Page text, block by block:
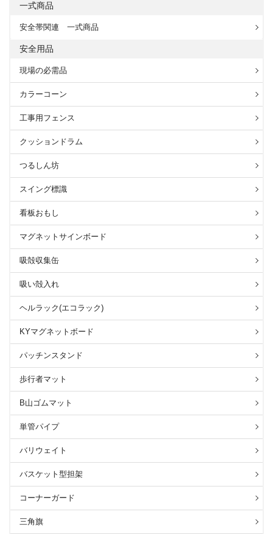
一式商品
安全帯関連 一式商品
安全用品
現場の必需品
カラーコーン
工事用フェンス
クッションドラム
つるしん坊
スイング標識
看板おもし
マグネットサインボード
吸殻収集缶
吸い殻入れ
ヘルラック(エコラック)
KYマグネットボード
パッチンスタンド
歩行者マット
B山ゴムマット
単管パイプ
バリウェイト
バスケット型担架
コーナーガード
三角旗